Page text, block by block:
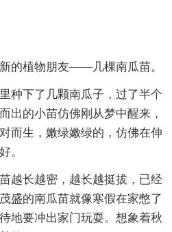
的植物朋友——几棵南瓜苗。
种下了几颗南瓜子，过了半个
出的小苗仿佛刚从梦中醒来，
而生，嫩绿嫩绿的，仿佛在伸
。
越长越密，越长越挺拔，已经
盛的南瓜苗就像寒假在家憋了
地要冲出家门玩耍。想象着秋